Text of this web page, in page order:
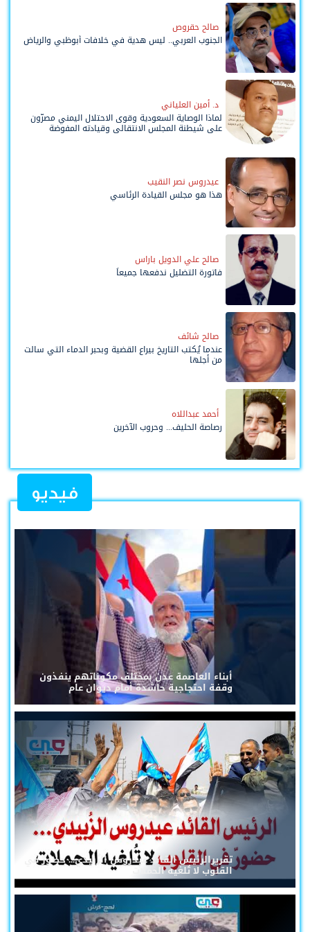
صالح حقروص
الجنوب العربي.. ليس هدية في خلافات أبوظبي والرياض
د. أمين العلياني
لماذا الوصاية السعودية وقوى الاحتلال اليمني مصرّون
على شيطنة المجلس الانتقالي وقيادته المفوضة
عيدروس نصر النقيب
هذا هو مجلس القيادة الرئاسي
صالح علي الدويل باراس
فاتورة التضليل ندفعها جميعاً
صالح شائف
عندما يُكتب التاريخ بيراع القضية وبحبر الدماء التي سالت
من أجلها
أحمد عبداللاه
رصاصة الحليف... وحروب الآخرين
فيديو
أبناء العاصمة عدن بمختلف مكوناتهم ينفذون
وقفة احتجاجية حاشدة أمام ديوان عام
تقريرالرئيس القائد عيدروس الزُبيدي... حضورٌ في
القلوب لا تُلغيه الحملات